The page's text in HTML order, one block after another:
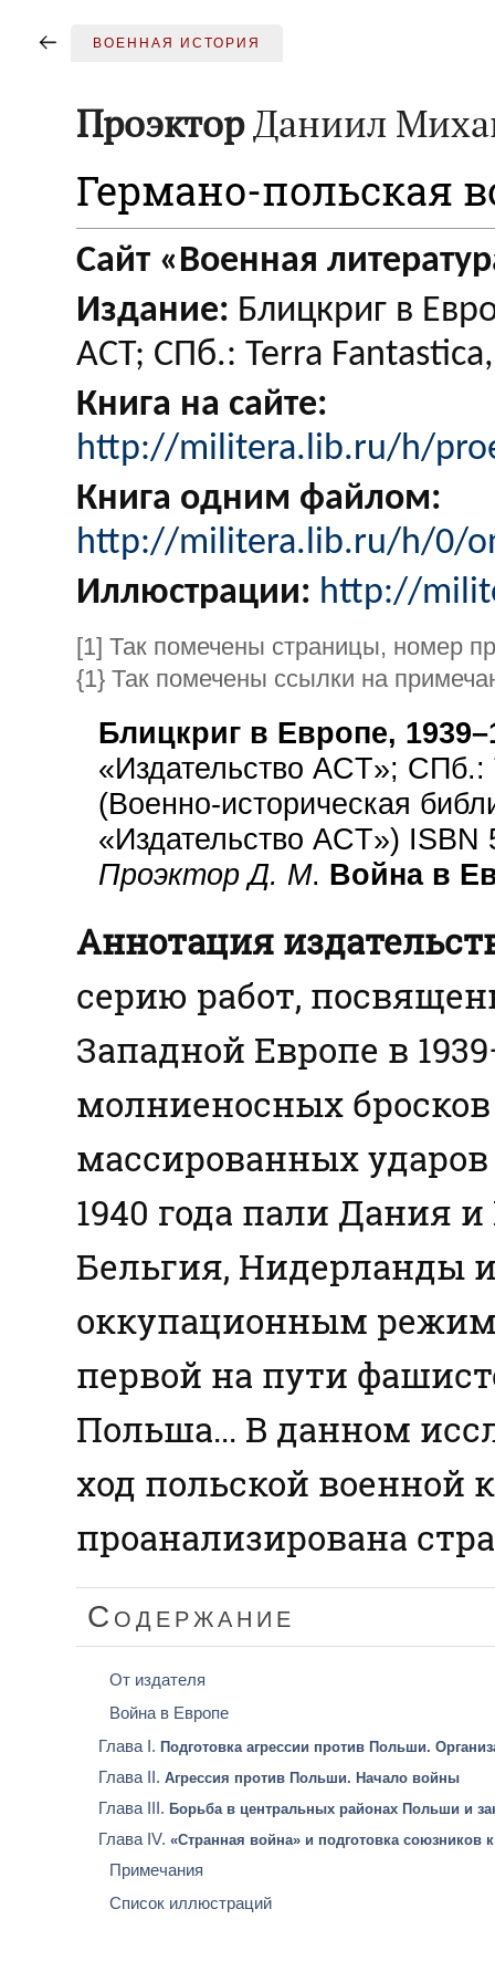
ВОЕННАЯ ИСТОРИЯ
ПроэкторДаниил
Германо-польская
Сайт «Военная
Издание: Блицкриг в
ACT; СПб.: Terra
Книга на сайте:
http://militera.lib.ru/h/
Книга одним файлом:
http://militera.lib.ru/h/0/
Иллюстрации: http://
[1] Так помечены страницы, номер
{1} Так помечены ссылки на
Блицкриг в Европе,
«Издательство ACT»;
(Военно-историческая
«Издательство ACT»)
Проэктор Д. М. Война в
Аннотация
серию работ,
Западной Европе в
молниеносных
массированных
1940 года пали Дания
Бельгия, Нидерланды
оккупационным
первой на пути
Польша... В данном
ход польской военной
проанализирована
Содержание
От издателя
Война в Европе
Глава I. Подготовка агрессии против Польши.
Глава II. Агрессия против Польши. Начало войны
Глава III. Борьба в центральных районах Польши и
Глава IV. «Странная война» и подготовка союзников
Примечания
Список иллюстраций